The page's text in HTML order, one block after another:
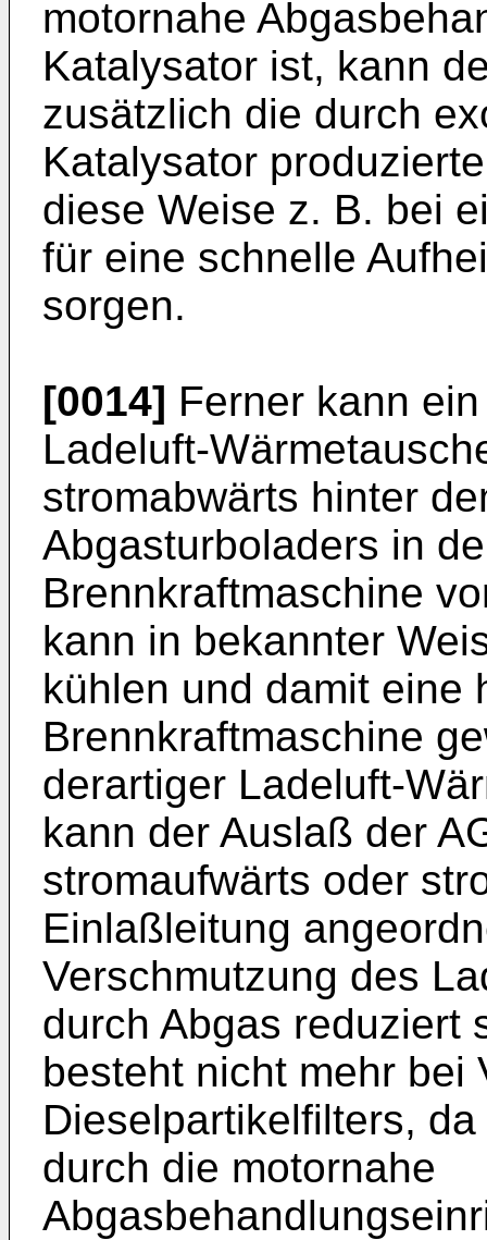
motornahe
Katalysator ist, kann
zusätzlich die durch
Katalysator
diese Weise z. B. bei
für eine schnelle
sorgen.
[0014] Ferner kann
Ladeluft-
stromabwärts hinter
Abgasturboladers in
Brennkraftmaschine
kann in bekannter
kühlen und damit eine
Brennkraftmaschine
derartiger Ladeluft-
kann der Auslaß der
stromaufwärts oder
Einlaßleitung
Verschmutzung des
durch Abgas reduziert
besteht nicht mehr bei
Dieselpartikelfilters,
durch die motornahe